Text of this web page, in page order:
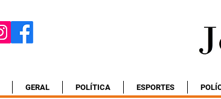
GERAL POLÍTICA ESPORTES